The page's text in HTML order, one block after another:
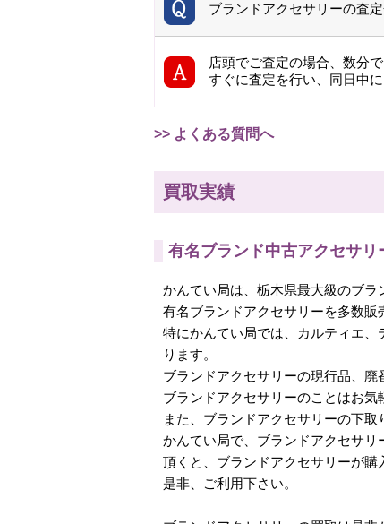
ブランドアクセサリーの査
店頭でご査定の場合、数分
すぐに査定を行い、同日中
>> よくある質問へ
買取実績
有名ブランド中古アクセサリ
かんてい局は、栃木県最大級のブラ
有名ブランドアクセサリーを多数販
特にかんてい局では、カルティエ
ります。
ブランドアクセサリーの現行品、廃
ブランドアクセサリーのことはお気
また、ブランドアクセサリーの下取
かんてい局で、ブランドアクセサ
頂くと、ブランドアクセサリーが購
是非、ご利用下さい。